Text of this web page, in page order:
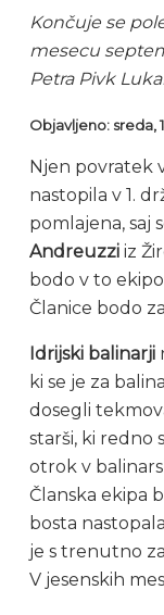
Končuje se
mesecu
Petra Pivk
Objavljeno: sreda,
Njen povratek
nastopila v 1.
pomlajena, saj
Andreuzzi iz
bodo v to
Članice bodo
Idrijski balinarji
ki se je za
dosegli
starši, ki redno
otrok v
Članska ekipa
bosta
je s trenutno
V jesenskih